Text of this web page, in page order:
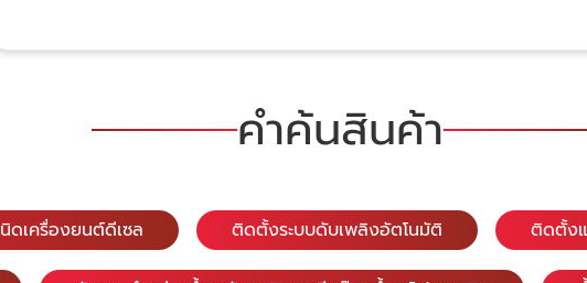
คำค้นสินค้า
ดเครื่องยนต์ดีเซล ติดตั้งระบบดับเพลิงอัตโนมัติ ติดตั้งแ